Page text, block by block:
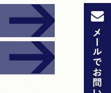
r et